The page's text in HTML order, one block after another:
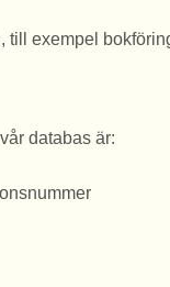
till exempel
databas är: